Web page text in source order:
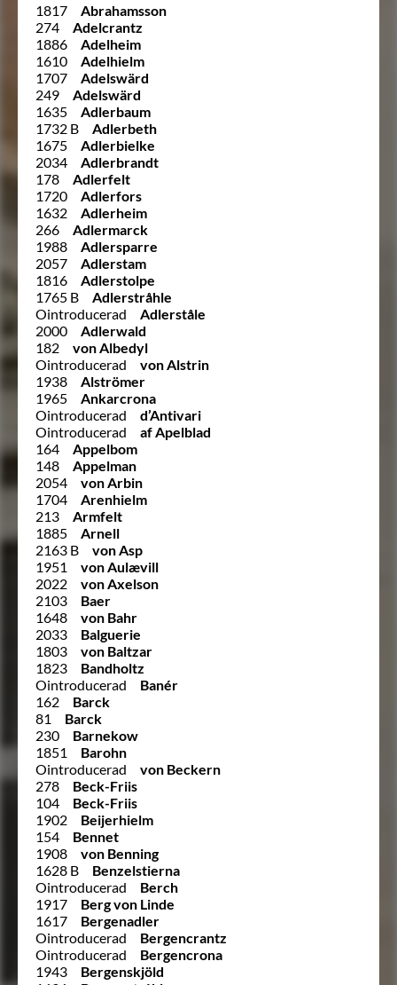
1817
Abrahamsson
274
Adelcrantz
1886
Adelheim
1610
Adelhielm
1707
Adelswärd
249
Adelswärd
1635
Adlerbaum
1732 B
Adlerbeth
1675
Adlerbielke
2034
Adlerbrandt
178
Adlerfelt
1720
Adlerfors
1632
Adlerheim
266
Adlermarck
1988
Adlersparre
2057
Adlerstam
1816
Adlerstolpe
1765 B
Adlerstråhle
Ointroducerad
Adlerståle
2000
Adlerwald
182
von Albedyl
Ointroducerad
von Alstrin
1938
Alströmer
1965
Ankarcrona
Ointroducerad
d’Antivari
Ointroducerad
af Apelblad
164
Appelbom
148
Appelman
2054
von Arbin
1704
Arenhielm
213
Armfelt
1885
Arnell
2163 B
von Asp
1951
von Aulævill
2022
von Axelson
2103
Baer
1648
von Bahr
2033
Balguerie
1803
von Baltzar
1823
Bandholtz
Ointroducerad
Banér
162
Barck
81
Barck
230
Barnekow
1851
Barohn
Ointroducerad
von Beckern
278
Beck-Friis
104
Beck-Friis
1902
Beijerhielm
154
Bennet
1908
von Benning
1628 B
Benzelstierna
Ointroducerad
Berch
1917
Berg von Linde
1617
Bergenadler
Ointroducerad
Bergencrantz
Ointroducerad
Bergencrona
1943
Bergenskjöld